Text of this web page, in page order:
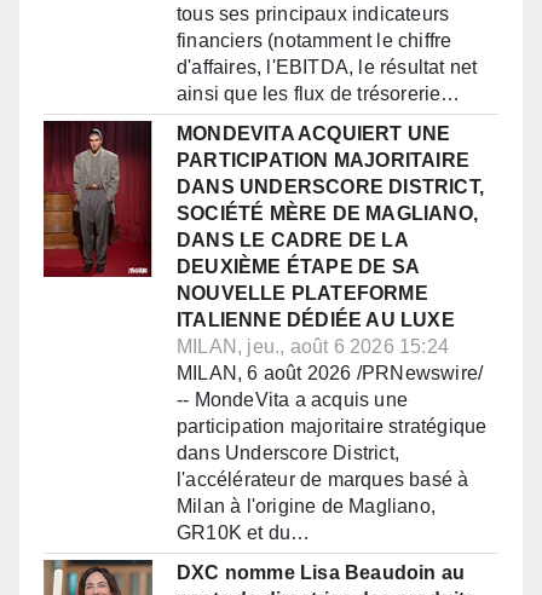
tous ses principaux indicateurs
financiers (notamment le chiffre
d'affaires, l'EBITDA, le résultat net
ainsi que les flux de trésorerie…
MONDEVITA ACQUIERT UNE
PARTICIPATION MAJORITAIRE
DANS UNDERSCORE DISTRICT,
SOCIÉTÉ MÈRE DE MAGLIANO,
DANS LE CADRE DE LA
DEUXIÈME ÉTAPE DE SA
NOUVELLE PLATEFORME
ITALIENNE DÉDIÉE AU LUXE
MILAN, jeu., août 6 2026 15:24
MILAN, 6 août 2026 /PRNewswire/
-- MondeVita a acquis une
participation majoritaire stratégique
dans Underscore District,
l'accélérateur de marques basé à
Milan à l'origine de Magliano,
GR10K et du…
DXC nomme Lisa Beaudoin au